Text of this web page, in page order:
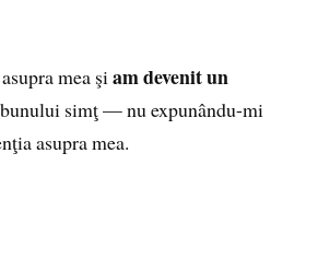
mea şiam devenit un
simţ — nu expunându-mi
asupra mea.